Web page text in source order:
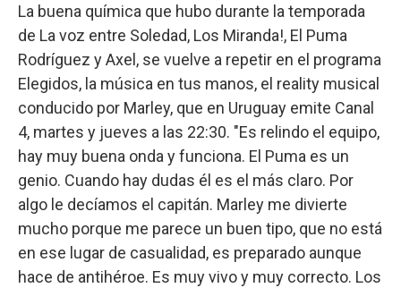
La buena química que hubo durante la temporada
de La voz entre Soledad, Los Miranda!, El Puma
Rodríguez y Axel, se vuelve a repetir en el programa
Elegidos, la música en tus manos, el reality musical
conducido por Marley, que en Uruguay emite Canal
4, martes y jueves a las 22:30. "Es relindo el equipo,
hay muy buena onda y funciona. El Puma es un
genio. Cuando hay dudas él es el más claro. Por
algo le decíamos el capitán. Marley me divierte
mucho porque me parece un buen tipo, que no está
en ese lugar de casualidad, es preparado aunque
hace de antihéroe. Es muy vivo y muy correcto. Los